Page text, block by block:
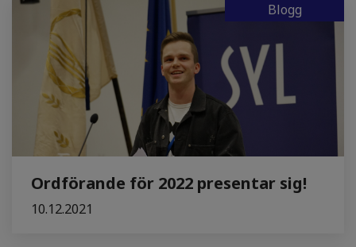
Blogg
Ordförande för 2022 presentar sig!
10.12.2021